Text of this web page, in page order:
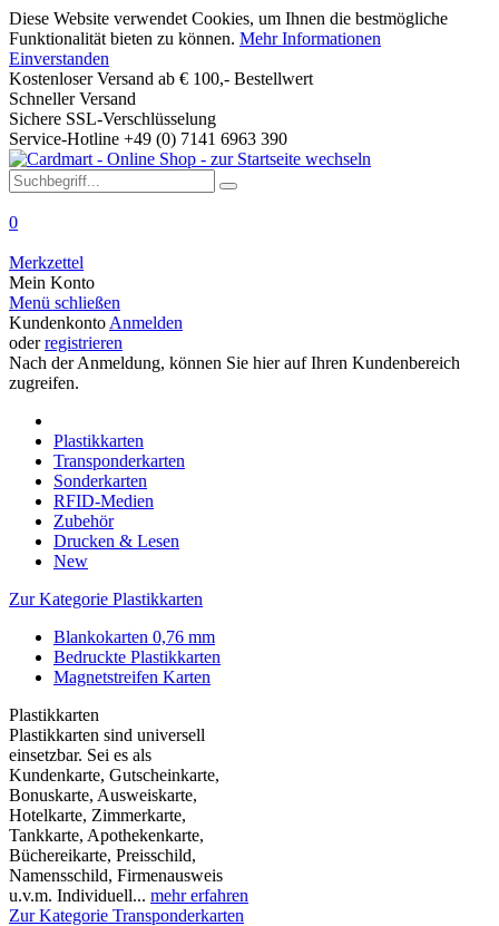
Diese Website verwendet Cookies, um Ihnen die bestmögliche
Funktionalität bieten zu können. Mehr Informationen
Einverstanden
Kostenloser Versand ab € 100,- Bestellwert
Schneller Versand
Sichere SSL-Verschlüsselung
Service-Hotline +49 (0) 7141 6963 390
0
Merkzettel
Mein Konto
Menü schließen
Kundenkonto Anmelden
oderregistrieren
Nach der Anmeldung, können Sie hier auf Ihren Kundenbereich
zugreifen.
Plastikkarten
Transponderkarten
Sonderkarten
RFID-Medien
Zubehör
Drucken & Lesen
New
Zur Kategorie Plastikkarten
Blankokarten 0,76 mm
Bedruckte Plastikkarten
Magnetstreifen Karten
Plastikkarten
Plastikkarten sind universell
einsetzbar. Sei es als
Kundenkarte, Gutscheinkarte,
Bonuskarte, Ausweiskarte,
Hotelkarte, Zimmerkarte,
Tankkarte, Apothekenkarte,
Büchereikarte, Preisschild,
Namensschild, Firmenausweis
u.v.m. Individuell... mehr erfahren
Zur Kategorie Transponderkarten